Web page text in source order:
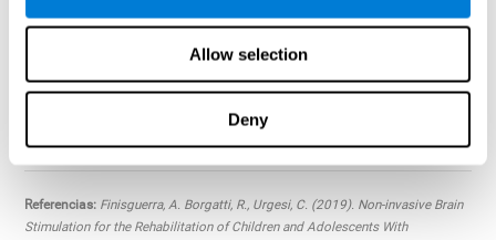
Allow selection
Deny
¿Conducir un coche? Incluso si eres un conductor
concentración y una amplia gama de habilidades cognitivas
¿Reunirse con un amigo? La vida sería muy solitaria sin las
habilidades cognitivas que nos permiten conocer y saludar a
Referencias: Finisguerra, A. Borgatti, R., Urgesi, C. (2019). Non-invasive Brain
Stimulation for the Rehabilitation of Children and Adolescents With